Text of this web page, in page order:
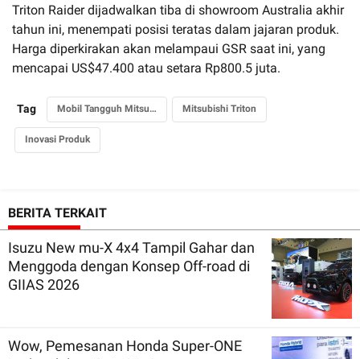
Triton Raider dijadwalkan tiba di showroom Australia akhir
tahun ini, menempati posisi teratas dalam jajaran produk.
Harga diperkirakan akan melampaui GSR saat ini, yang
mencapai US$47.400 atau setara Rp800.5 juta.
Tag Mobil Tangguh Mitsubishi Mitsubishi Triton
Inovasi Produk
BERITA TERKAIT
Isuzu New mu-X 4x4 Tampil Gahar dan
Menggoda dengan Konsep Off-road di
GIIAS 2026
Wow, Pemesanan Honda Super-ONE